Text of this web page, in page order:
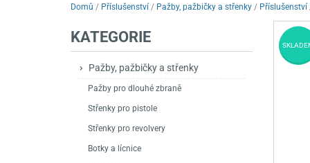
Vzduchovky Vzduchovky na
Příslušenství pro
Vzduchovky PCP
Vzduchovky
Vzduchové pistole a revolveryPříslušenství
Plynové pistole a revolvery
Perkusní zbraně
Nože
Puškohledy
Dalekohledy a
Kolimátory, lasery
Domů / Příslušenství / Pažby, pažbičky a střenky / Příslušenství
KATEGORIE
Pažby, pažbičky a střenky
Pažby pro dlouhé zbraně
Střenky pro pistole
Střenky pro revolvery
Botky a lícnice